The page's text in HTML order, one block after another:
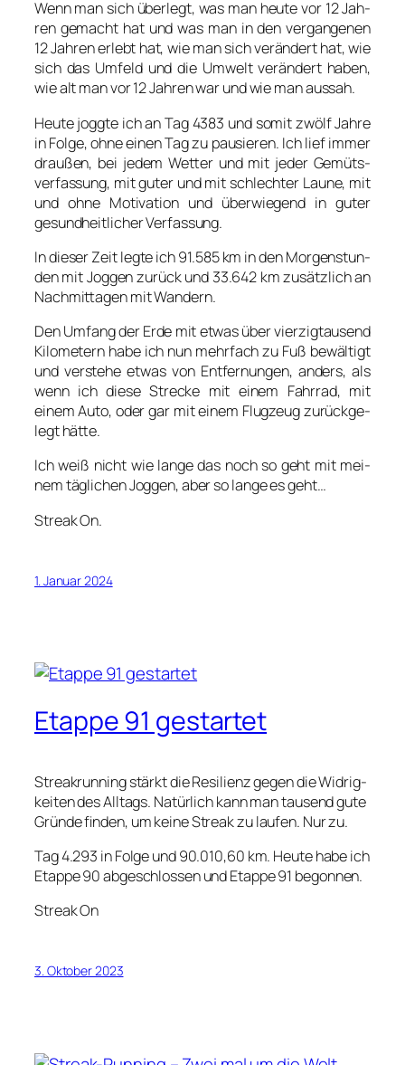
Wenn man sich über­legt, was man heu­te vor 12 Jah­
ren gemacht hat und was man in den ver­gan­ge­nen
12 Jah­ren erlebt hat, wie man sich ver­än­dert hat, wie
sich das Umfeld und die Umwelt ver­än­dert haben,
wie alt man vor 12 Jah­ren war und wie man aus­sah.
Heu­te jogg­te ich an Tag 4383 und somit zwölf Jah­re
in Fol­ge, ohne einen Tag zu pau­sie­ren. Ich lief immer
drau­ßen, bei jedem Wet­ter und mit jeder Gemüts­
ver­fas­sung, mit guter und mit schlech­ter Lau­ne, mit
und ohne Moti­va­ti­on und über­wie­gend in guter
gesund­heit­li­cher Ver­fas­sung.
In die­ser Zeit leg­te ich 91.585 km in den Mor­gen­stun­
den mit Jog­gen zurück und 33.642 km zusätz­lich an
Nach­mit­ta­gen mit Wan­dern.
Den Umfang der Erde mit etwas über vier­zig­tau­send
Kilo­me­tern habe ich nun mehr­fach zu Fuß bewäl­tigt
und ver­ste­he etwas von Ent­fer­nun­gen, anders, als
wenn ich die­se Stre­cke mit einem Fahr­rad, mit
einem Auto, oder gar mit einem Flug­zeug zurück­ge­
legt hät­te.
Ich weiß nicht wie lan­ge das noch so geht mit mei­
nem täg­li­chen Jog­gen, aber so lan­ge es geht…
Streak On.
1. Januar 2024
Etappe 91 gestartet
Streak­run­ning stärkt die Resi­li­enz gegen die Wid­rig­
kei­ten des All­tags. Natür­lich kann man tau­send gute
Grün­de fin­den, um kei­ne Streak zu lau­fen. Nur zu.
Tag 4.293 in Fol­ge und 90.010,60 km. Heu­te habe ich
Etap­pe 90 abge­schlos­sen und Etap­pe 91 begon­nen.
Streak On
3. Oktober 2023